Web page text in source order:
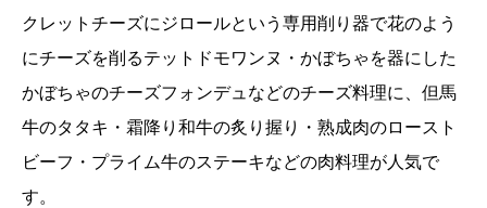
クレットチーズにジロールという専用削り器で花のよう
にチーズを削るテットドモワンヌ・かぼちゃを器にした
かぼちゃのチーズフォンデュなどのチーズ料理に、但馬
牛のタタキ・霜降り和牛の炙り握り・熟成肉のロースト
ビーフ・プライム牛のステーキなどの肉料理が人気で
す。